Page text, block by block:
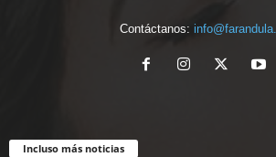
Contáctanos:
Incluso más noticias